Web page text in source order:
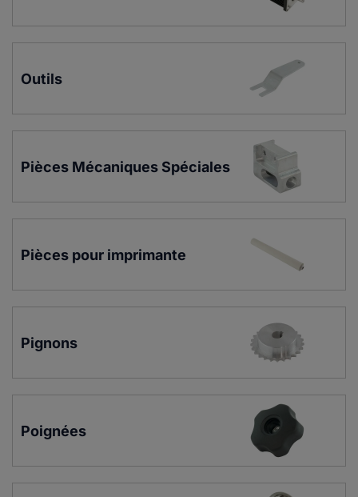
Outils
Pièces Mécaniques Spéciales
Pièces pour imprimante
Pignons
Poignées